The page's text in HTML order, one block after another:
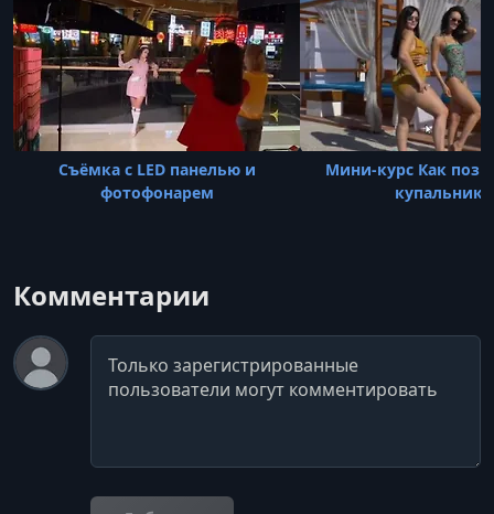
Съёмкa с LED панелью и
фотофонaрем
Мини-курс Как
купальнике
Комментарии
Комментарий